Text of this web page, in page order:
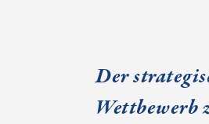
Der
Wettbewerb